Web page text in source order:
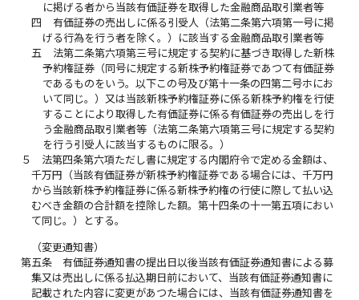
に掲げる者から当該有価証券を取得した金融商品取引業者等
四
有価証券の売出しに係る引受人（法第二条第六項第一号に掲
げる行為を行う者を除く。）に該当する金融商品取引業者等
五
法第二条第六項第三号に規定する契約に基づき取得した新株
予約権証券（同号に規定する新株予約権証券であつて有価証券
であるものをいう。以下この号及び第十一条の四第二号ホにお
いて同じ。）又は当該新株予約権証券に係る新株予約権を行使
することにより取得した有価証券に係る有価証券の売出しを行
う金融商品取引業者等（法第二条第六項第三号に規定する契約
を行う引受人に該当するものに限る。）
５
法第四条第六項ただし書に規定する内閣府令で定める金額は、
千万円（当該有価証券が新株予約権証券である場合には、千万円
から当該新株予約権証券に係る新株予約権の行使に際して払い込
むべき金額の合計額を控除した額。第十四条の十一第五項におい
て同じ。）とする。
（変更通知書）
第五条
有価証券通知書の提出日以後当該有価証券通知書による募
集又は売出しに係る払込期日前において、当該有価証券通知書に
記載された内容に変更があつた場合には、当該有価証券通知書を